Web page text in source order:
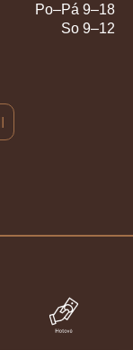
Po–Pá 9–18
So 9–12